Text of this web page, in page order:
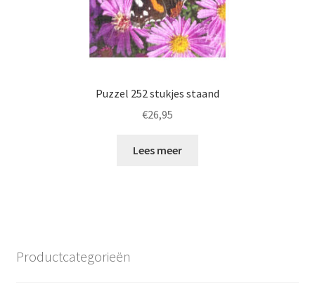
Puzzel 252 stukjes staand
€26,95
Lees meer
Productcategorieën